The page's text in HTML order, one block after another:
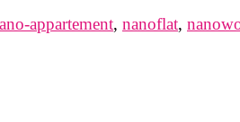
appartement, nanoflat,